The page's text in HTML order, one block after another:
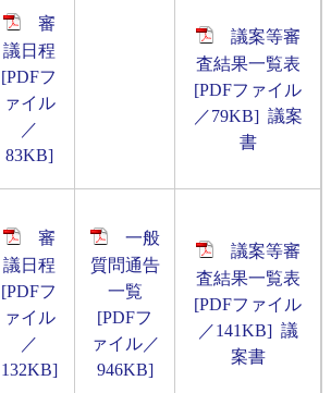
審
議日程
[PDFフ
ァイル
／
83KB]
議案等審
査結果一覧表
[PDFファイル
／79KB] 議案
書
審
議日程
[PDFフ
ァイル
／
132KB]
一般
質問通告
一覧
[PDFフ
ァイル／
946KB]
議案等審
査結果一覧表
[PDFファイル
／141KB] 議
案書